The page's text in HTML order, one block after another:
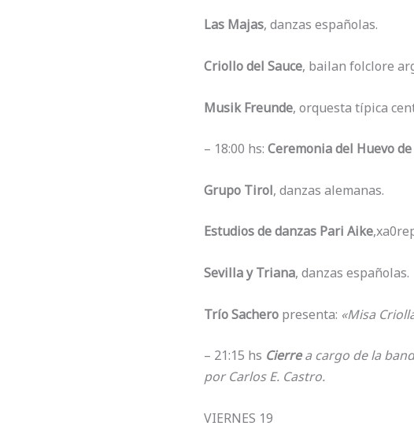
Las Majas, danzas españolas.
Criollo del Sauce, bailan folclore
Musik Freunde, orquesta típica
– 18:00 hs: Ceremonia del Huevo
Grupo Tirol, danzas alemanas.
Estudios de danzas Pari Aike
Sevilla y Triana, danzas españolas.
Trío Sacheropresenta: «Misa
– 21:15 hs Cierrea cargo de la
por Carlos E. Castro.
VIERNES 19